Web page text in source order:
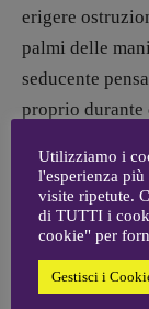
erigere
palmi delle
seducente
proprio durante
traduzione di
il frutto di
delle mani,
da scrivere.
Utilizziamo i
l'esperienza
visite ripetute.
di TUTTI i
cookie" per
Gestisci i